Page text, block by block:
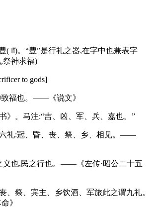
( lǐ)。“豊”是行礼之器,在字中也兼表字
祭神求福)
to gods]
福也。——《说文》
。马注:“吉、凶、军、兵、嘉也。”
礼:冠、昏、丧、祭、乡、相见。——
义也,民之行也。——《左传·昭公二十五
、祭、宾主、乡饮酒、军旅此之谓九礼。
》